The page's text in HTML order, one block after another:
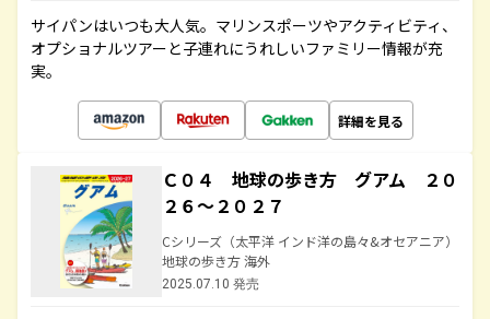
サイパンはいつも大人気。マリンスポーツやアクティビティ、
オプショナルツアーと子連れにうれしいファミリー情報が充
実。
詳細を見る
Ｃ０４ 地球の歩き方 グアム ２０
２６～２０２７
Cシリーズ（太平洋 インド洋の島々&オセアニア）
地球の歩き方 海外
2025.07.10 発売